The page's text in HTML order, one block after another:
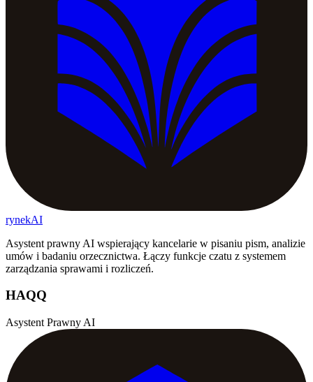
rynekAI
Asystent prawny AI wspierający kancelarie w pisaniu pism, analizie
umów i badaniu orzecznictwa. Łączy funkcje czatu z systemem
zarządzania sprawami i rozliczeń.
HAQQ
Asystent Prawny AI